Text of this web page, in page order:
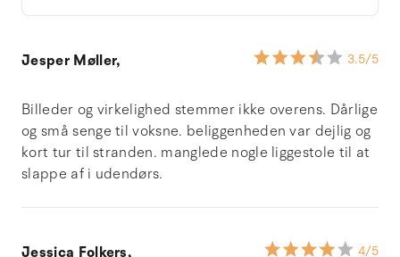
Jesper Møller, 3.5/5
Billeder og virkelighed stemmer ikke overens. Dårlige
og små senge til voksne. beliggenheden var dejlig og
kort tur til stranden. manglede nogle liggestole til at
slappe af i udendørs.
Jessica Folkers, 4/5